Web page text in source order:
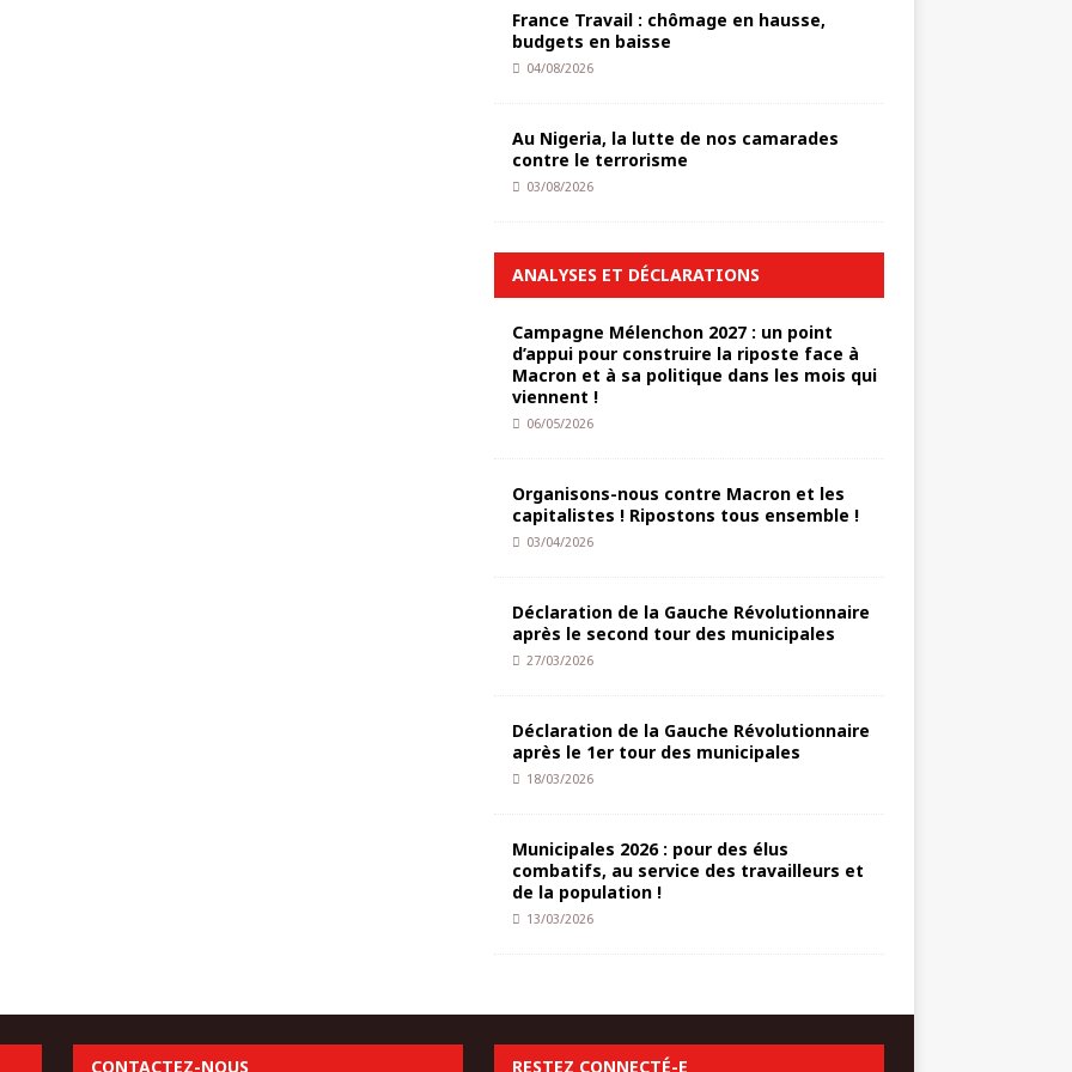
France Travail : chômage en hausse,
budgets en baisse
04/08/2026
Au Nigeria, la lutte de nos camarades
contre le terrorisme
03/08/2026
ANALYSES ET DÉCLARATIONS
Campagne Mélenchon 2027 : un point
d’appui pour construire la riposte face à
Macron et à sa politique dans les mois qui
viennent !
06/05/2026
Organisons-nous contre Macron et les
capitalistes ! Ripostons tous ensemble !
03/04/2026
Déclaration de la Gauche Révolutionnaire
après le second tour des municipales
27/03/2026
Déclaration de la Gauche Révolutionnaire
après le 1er tour des municipales
18/03/2026
Municipales 2026 : pour des élus
combatifs, au service des travailleurs et
de la population !
13/03/2026
CONTACTEZ-NOUS RESTEZ CONNECTÉ-E